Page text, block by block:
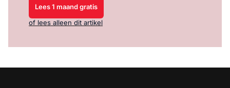
Lees 1 maand gratis
of lees alleen dit artikel